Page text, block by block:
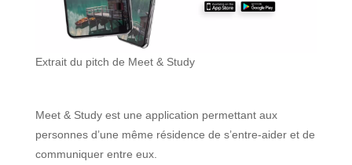
Extrait du pitch de Meet & Study
Meet & Study est une application permettant aux
personnes d’une même résidence de s’entre-aider et de
communiquer entre eux.